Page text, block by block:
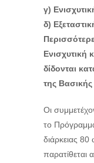
γ)
δ)
Ενισχυτική
δίδονται
της
Οι
το
διάρκειας